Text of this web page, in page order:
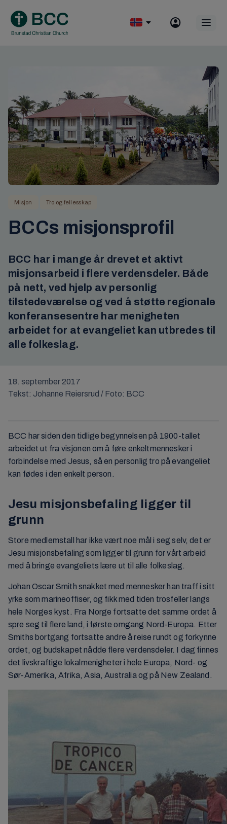
content
Misjon Tro og fellesskap
BCCs misjonsprofil
BCC har i mange år drevet et aktivt
misjonsarbeid i flere verdensdeler. Både
på nett, ved hjelp av personlig
tilstedeværelse og ved å støtte regionale
konferansesentre har menigheten
arbeidet for at evangeliet kan utbredes til
alle folkeslag.
18. september 2017
Tekst: Johanne Reiersrud / Foto: BCC
BCC har siden den tidlige begynnelsen på 1900-tallet
arbeidet ut fra visjonen om å føre enkeltmennesker i
forbindelse med Jesus, så en personlig tro på evangeliet
kan fødes i den enkelt person.
Jesu misjonsbefaling ligger til
grunn
Store medlemstall har ikke vært noe mål i seg selv, det er
Jesu misjonsbefaling som ligger til grunn for vårt arbeid
med å bringe evangeliets lære ut til alle folkeslag.
Johan Oscar Smith snakket med mennesker han traff i sitt
yrke som marineoffiser, og fikk med tiden trosfeller langs
hele Norges kyst. Fra Norge fortsatte det samme ordet å
spre seg til flere land, i første omgang Nord-Europa. Etter
Smiths bortgang fortsatte andre å reise rundt og forkynne
ordet, og budskapet nådde flere verdensdeler. I dag finnes
det livskraftige lokalmenigheter i hele Europa, Nord- og
Sør-Amerika, Afrika, Asia, Australia og på New Zealand.